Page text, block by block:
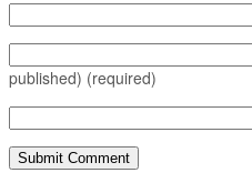
published) (required)